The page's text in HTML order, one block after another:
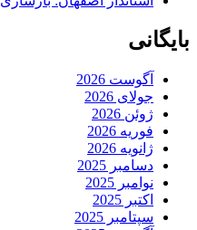
بایگانی
آگوست 2026
جولای 2026
ژوئن 2026
فوریه 2026
ژانویه 2026
دسامبر 2025
نوامبر 2025
اکتبر 2025
سپتامبر 2025